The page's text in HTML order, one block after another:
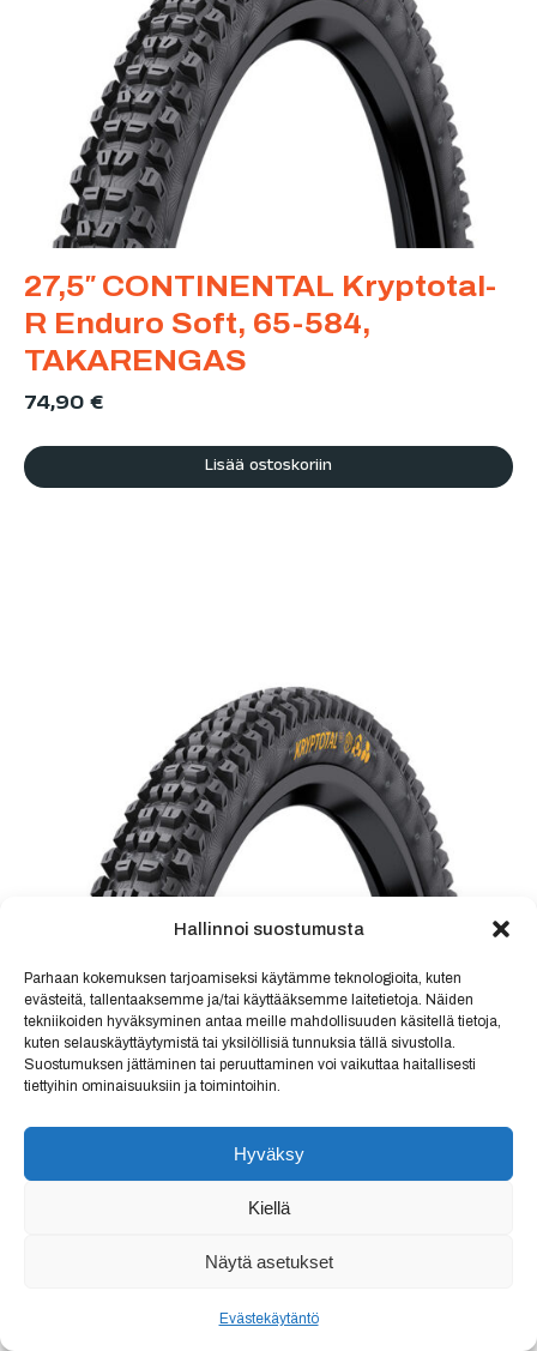
Hallinnoi suostumusta
Parhaan kokemuksen tarjoamiseksi käytämme teknologioita, kuten
evästeitä, tallentaaksemme ja/tai käyttääksemme laitetietoja. Näiden
tekniikoiden hyväksyminen antaa meille mahdollisuuden käsitellä tietoja,
kuten selauskäyttäytymistä tai yksilöllisiä tunnuksia tällä sivustolla.
Suostumuksen jättäminen tai peruuttaminen voi vaikuttaa haitallisesti
tiettyihin ominaisuuksiin ja toimintoihin.
Hyväksy
Kiellä
Näytä asetukset
Evästekäytäntö
27,5″ CONTINENTAL Kryptotal-
R Enduro Soft, 65-584,
TAKARENGAS
74,90€
Lisää ostoskoriin
27,5″ CONTINENTAL Xynotal
Enduro Soft, 60-584
69,90€
Lisää ostoskoriin